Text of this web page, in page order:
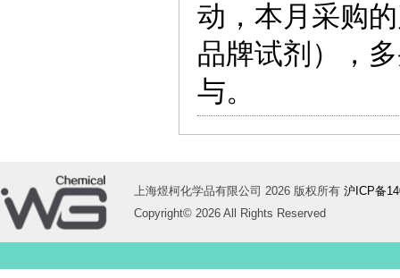
动，本月采购
品牌试剂），
与。
上海煜柯化学品有限公司 2026 版权所有 沪ICP备
Copyright© 2026 All Rights Reserved